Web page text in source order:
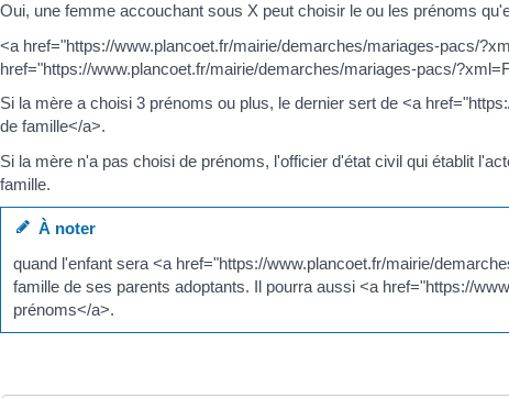
Oui, une femme accouchant sous X peut choisir le ou les prénoms
<a href="https://www.plancoet.fr/mairie/demarches/mariages-pacs/
href="https://www.plancoet.fr/mairie/demarches/mariages-pacs/
Si la mère a choisi 3 prénoms ou plus, le dernier sert de <a
de famille</a>.
Si la mère n'a pas choisi de prénoms, l'officier d'état civil qui établit
famille.
À noter
quand l'enfant sera <a href="https://www.plancoet.fr/mairie/
famille de ses parents adoptants. Il pourra aussi <a href="https://
prénoms</a>.